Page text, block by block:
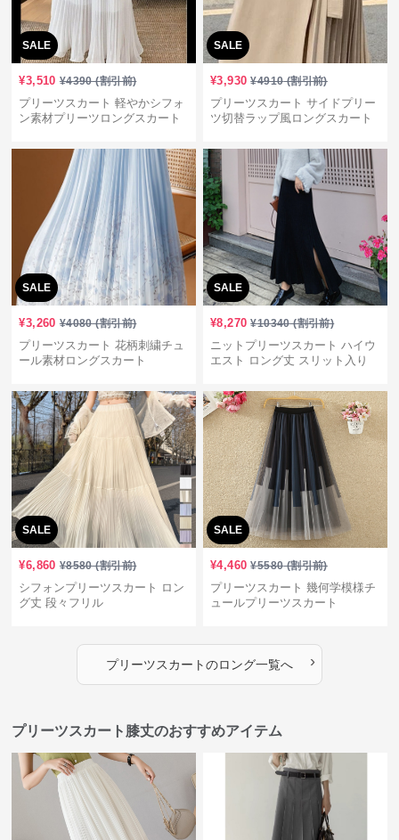
SALE
¥3,510 ¥4390(割引前)
プリーツスカート 軽やかシフォ
ン素材プリーツロングスカート
SALE
¥3,930 ¥4910(割引前)
プリーツスカート サイドプリー
ツ切替ラップ風ロングスカート
SALE
¥3,260 ¥4080(割引前)
プリーツスカート 花柄刺繍チュ
ール素材ロングスカート
SALE
¥8,270 ¥10340(割引前)
ニットプリーツスカート ハイウ
エスト ロング丈 スリット入り
SALE
¥6,860 ¥8580(割引前)
シフォンプリーツスカート ロン
グ丈 段々フリル
SALE
¥4,460 ¥5580(割引前)
プリーツスカート 幾何学模様チ
ュールプリーツスカート
プリーツスカートのロング一覧へ ›
プリーツスカート膝丈のおすすめアイテム